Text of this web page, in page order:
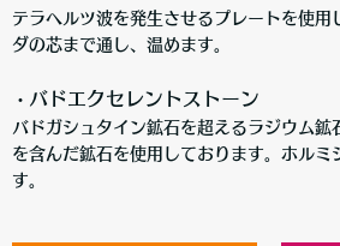
テラヘルツ波を発生させるプレートを使用
ダの芯まで通し、温めます。
・ バドエクセレントストーン
バドガシュタイン鉱石を超えるラジウム鉱
を含んだ鉱石を使用しております。ホルミ
す。